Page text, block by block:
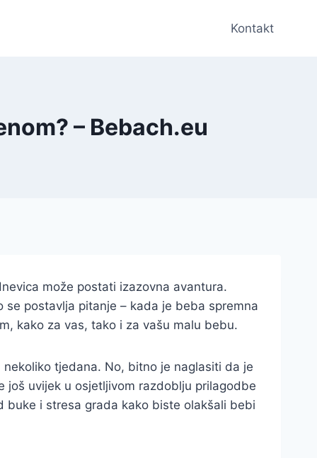
Kontakt
– Bebach.eu
može postati izazovna avantura.
postavlja pitanje – kada je beba spremna
kako za vas, tako i za vašu malu bebu.
tjedana. No, bitno je naglasiti da je
još uvijek u osjetljivom razdoblju prilagodbe
buke i stresa grada kako biste olakšali bebi